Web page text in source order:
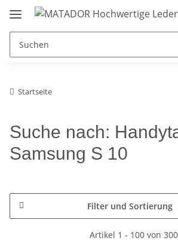
Startseite
Suche nach:
Samsung S 10
Filter und Sortierung
Artikel 1 - 100 von 300